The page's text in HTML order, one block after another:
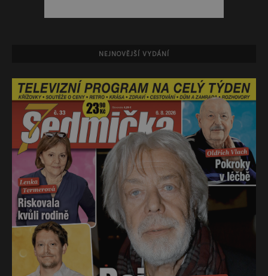
NEJNOVĚJŠÍ VYDÁNÍ